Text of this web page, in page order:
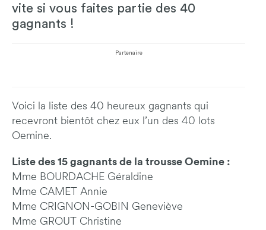
vite si vous faites partie des 40
gagnants !
Partenaire
Voici la liste des 40 heureux gagnants qui
recevront bientôt chez eux l’un des 40 lots
Oemine.
Liste des 15 gagnants de la trousse Oemine :
Mme BOURDACHE Géraldine
Mme CAMET Annie
Mme CRIGNON-GOBIN Geneviève
Mme GROUT Christine